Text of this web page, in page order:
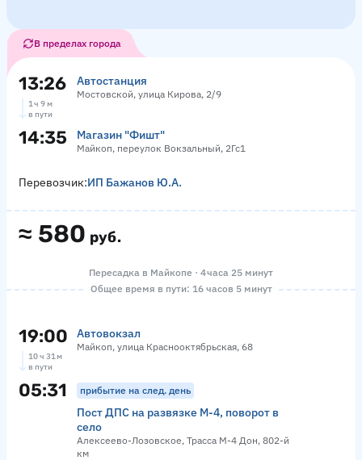
В пределах города
13:26 Автостанция
Мостовской, улица Кирова, 2/9
1 ч 9 м
в пути
14:35 Магазин "Фишт"
Майкоп, переулок Вокзальный, 2Гс1
≈ 580 руб.
Перевозчик:ИП Бажанов Ю.А.
Пересадка в Майкопе · 4 часа 25 минут
Общее время в пути: 16 часов 5 минут
19:00 Автовокзал
Майкоп, улица Краснооктябрьская, 68
10 ч 31 м
в пути
05:31 прибытие на след. день
Пост ДПС на развязке М-4, поворот в
село
Алексеево-Лозовское, Трасса М-4 Дон, 802-й
км